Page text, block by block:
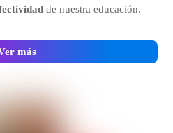
de nuestra educación.
más